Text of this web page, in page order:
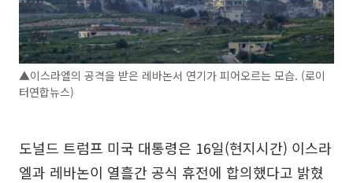
▲이스라엘의 공격을 받은 레바논서 연기가 피어오르는 모습. (로이
터연합뉴스)
도널드 트럼프 미국 대통령은 16일(현지시간) 이스라
엘과 레바논이 열흘간 공식 휴전에 합의했다고 밝혔